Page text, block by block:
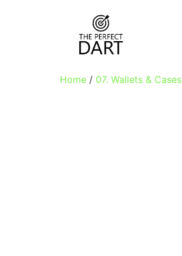
Home / 07. Wallets & Cases